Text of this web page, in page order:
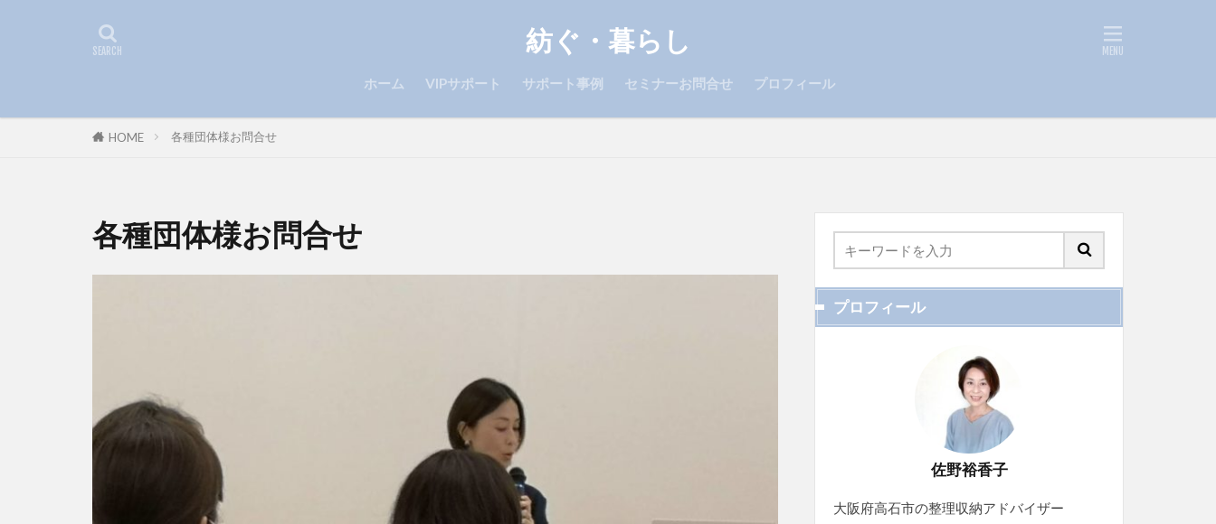
紡ぐ・暮らし
ホーム VIPサポート サポート事例 セミナーお問合せ プロフィール
HOME 各種団体様お問合せ
各種団体様お問合せ
プロフィール
佐野裕香子
大阪府高石市の整理収納アドバイザー